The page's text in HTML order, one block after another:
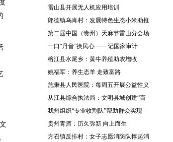
雷山县开展无人机应用培训
郎德镇乌肖村：发展特色生态小米助推
第二届中国（贵州）天麻节雷山分会场
一口“丹音”换民心—— 记国家审计
榕江县水尾乡：黄牛养殖助农增收
姚福军：养生态羊 走致富路
施秉县人民医院：每周五开展公益性义
从江县综合执法局：文明县城创建“百
我州组织“专业收割队”帮助群众实现
贵州青酒：历久弥新 向上而生
方召镇反排村：女子志愿消防队撑起消